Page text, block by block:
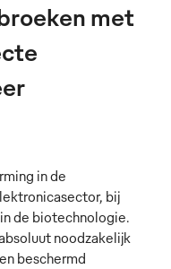
met
in de
bij
de biotechnologie.
noodzakelijk
beschermd